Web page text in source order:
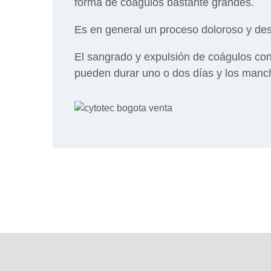
forma de coágulos bastante grandes.
Es en general un proceso doloroso y
El sangrado y expulsión de coágulos
pueden durar uno o dos días y los